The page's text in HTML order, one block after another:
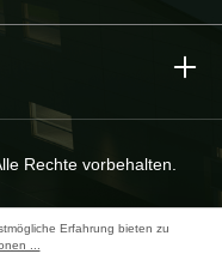
Rechte vorbehalten.
Erfahrung bieten zu
...